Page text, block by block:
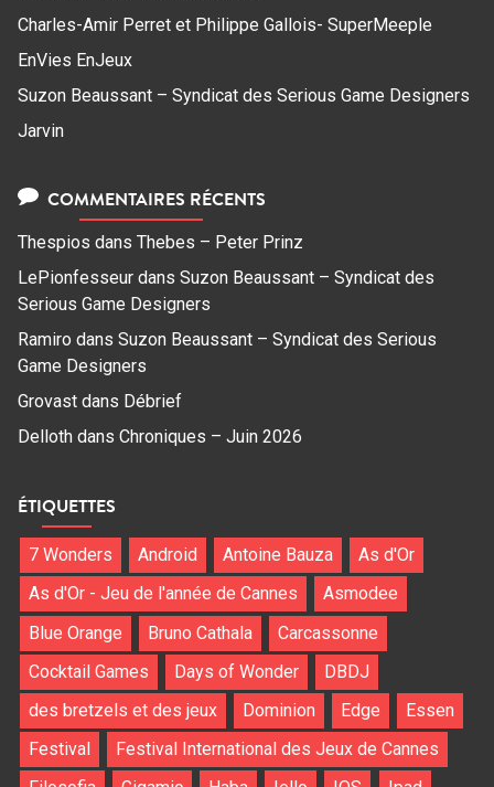
Charles-Amir Perret et Philippe Gallois- SuperMeeple
EnVies EnJeux
Suzon Beaussant – Syndicat des Serious Game Designers
Jarvin
COMMENTAIRES RÉCENTS
Thespios dans Thebes – Peter Prinz
LePionfesseur dans Suzon Beaussant – Syndicat des
Serious Game Designers
Ramiro dans Suzon Beaussant – Syndicat des Serious
Game Designers
Grovast dans Débrief
Delloth dans Chroniques – Juin 2026
ÉTIQUETTES
7 Wonders Android Antoine Bauza
As d'Or
As d'Or - Jeu de l'année de Cannes
Asmodee
Blue Orange
Bruno Cathala
Carcassonne
Cocktail Games
Days of Wonder
DBDJ
des bretzels et des jeux
Dominion Edge
Essen
Festival
Festival International des Jeux de Cannes